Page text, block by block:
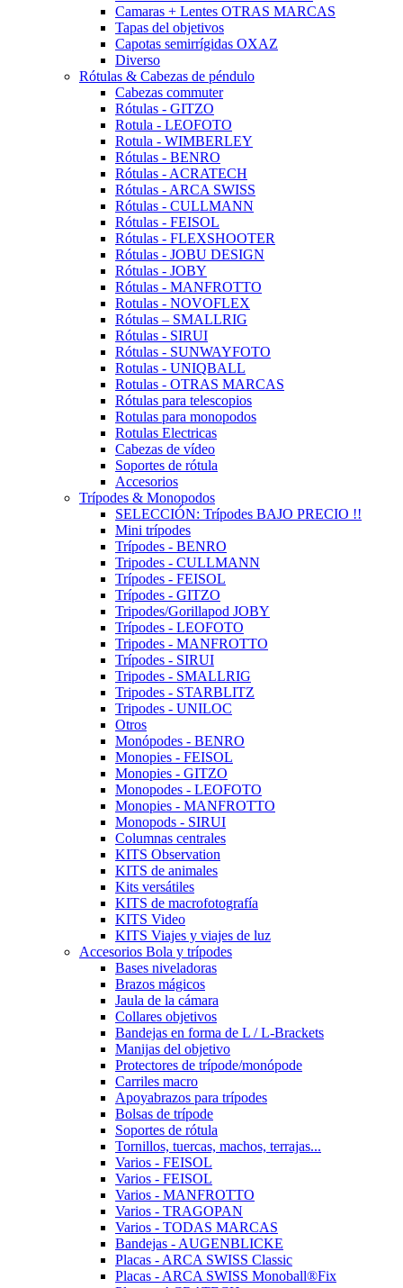
Camaras + Lentes OTRAS MARCAS
Tapas del objetivos
Capotas semirrígidas OXAZ
Diverso
Rótulas & Cabezas de péndulo
Cabezas commuter
Rótulas - GITZO
Rotula - LEOFOTO
Rotula - WIMBERLEY
Rótulas - BENRO
Rótulas - ACRATECH
Rótulas - ARCA SWISS
Rótulas - CULLMANN
Rótulas - FEISOL
Rótulas - FLEXSHOOTER
Rótulas - JOBU DESIGN
Rótulas - JOBY
Rótulas - MANFROTTO
Rotulas - NOVOFLEX
Rótulas – SMALLRIG
Rótulas - SIRUI
Rótulas - SUNWAYFOTO
Rotulas - UNIQBALL
Rotulas - OTRAS MARCAS
Rótulas para telescopios
Rotulas para monopodos
Rotulas Electricas
Cabezas de vídeo
Soportes de rótula
Accesorios
Trípodes & Monopodos
SELECCIÓN: Trípodes BAJO PRECIO !!
Mini trípodes
Trípodes - BENRO
Tripodes - CULLMANN
Trípodes - FEISOL
Trípodes - GITZO
Tripodes/Gorillapod JOBY
Trípodes - LEOFOTO
Tripodes - MANFROTTO
Trípodes - SIRUI
Tripodes - SMALLRIG
Tripodes - STARBLITZ
Tripodes - UNILOC
Otros
Monópodes - BENRO
Monopies - FEISOL
Monopies - GITZO
Monopodes - LEOFOTO
Monopies - MANFROTTO
Monopods - SIRUI
Columnas centrales
KITS Observation
KITS de animales
Kits versátiles
KITS de macrofotografía
KITS Video
KITS Viajes y viajes de luz
Accesorios Bola y trípodes
Bases niveladoras
Brazos mágicos
Jaula de la cámara
Collares objetivos
Bandejas en forma de L / L-Brackets
Manijas del objetivo
Protectores de trípode/monópode
Carriles macro
Apoyabrazos para trípodes
Bolsas de trípode
Soportes de rótula
Tornillos, tuercas, machos, terrajas...
Varios - FEISOL
Varios - FEISOL
Varios - MANFROTTO
Varios - TRAGOPAN
Varios - TODAS MARCAS
Bandejas - AUGENBLICKE
Placas - ARCA SWISS Classic
Placas - ARCA SWISS Monoball®Fix